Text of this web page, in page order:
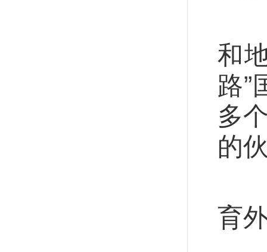
和
路”
多
的
育